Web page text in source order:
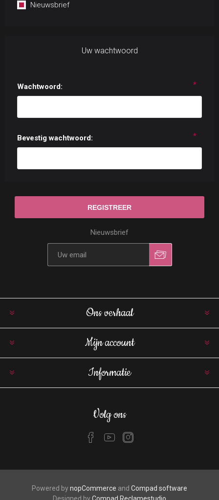
Nieuwsbrief
Uw wachtwoord
Wachtwoord: *
Bevestig wachtwoord: *
Nieuwsbrief
Ons verhaal
Mijn account
Informatie
Volg ons
Powered bynopCommerce and Compad software